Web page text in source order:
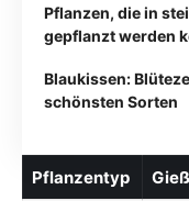
Pflanzen, die in
gepflanzt werden
Blaukissen:
schönsten Sorten
Pflanzentyp